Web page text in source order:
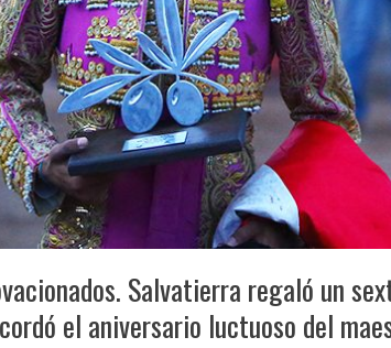
Salvatierra regaló un
el aniversario luctuoso del